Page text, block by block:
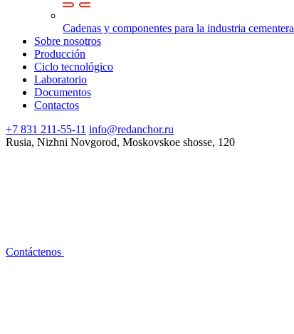
Cadenas y componentes para la industria cementera
Sobre nosotros
Producción
Ciclo tecnológico
Laboratorio
Documentos
Contactos
+7 831 211-55-11 info@redanchor.ru
Rusia, Nizhni Novgorod, Moskovskoe shosse, 120
Contáctenos